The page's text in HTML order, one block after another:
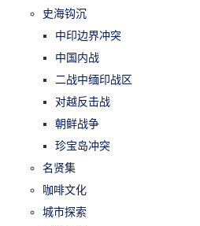
史海钩沉
中印边界冲突
中国内战
二战中缅印战区
对越反击战
朝鲜战争
珍宝岛冲突
名贤集
咖啡文化
城市探索